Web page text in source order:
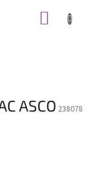
ASCO 238078